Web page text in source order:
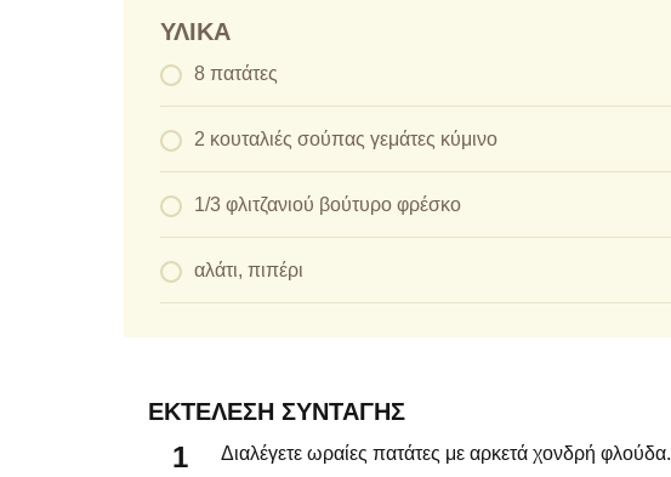
ΥΛΙΚΆ
8 πατάτες
2 κουταλιές σούπας γεμάτες κύμινο
1/3 φλιτζανιού βούτυρο φρέσκο
αλάτι, πιπέρι
ΕΚΤΈΛΕΣΗ ΣΥΝΤΑΓΉΣ
Διαλέγετε ωραίες πατάτες με αρκετά χονδρή φλούδα.